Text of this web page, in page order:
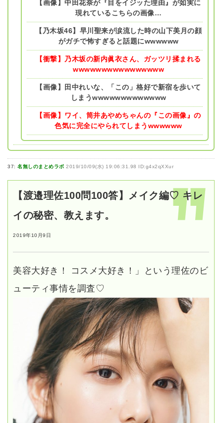
【画像】中田花奈が『目をイジッた理由』が如実に
現れているこちらの画像…
【乃木坂46】早川聖来が涙流した時の山下美月の顔
がガチで怖すぎると話題にwwwwww
【衝撃】乃木坂の新内眞衣さん、ガッツリ揉まれる
wwwwwwwwwwwwwwww
【画像】田中れいな、「この」格好で新宿を歩いて
しまうwwwwwwwwwwwww
【画像】ワイ、筒井あやめちゃんの『この画像』の
色気に完全にやられてしまうwwwwww
37: 名無しのまとめラボ 2019/10/09(水) 19:06:31.98 ID:g4x2qXXur
【渡邉理佐100問100答】メイク編♡ キレ
イの秘密、教えます。
2019年10月9日
美容大好き！ コスメ大好き！」という理佐のビ
ューティ事情を調査♡